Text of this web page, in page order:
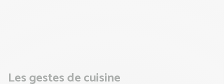
Les gestes de cuisine